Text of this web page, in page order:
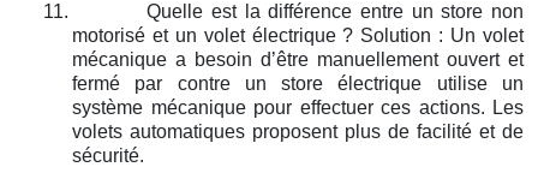
11.
Quelle est la différence entre un store non
motorisé et un volet électrique ? Solution : Un volet
mécanique a besoin d’être manuellement ouvert et
fermé par contre un store électrique utilise un
système mécanique pour effectuer ces actions. Les
volets automatiques proposent plus de facilité et de
sécurité.